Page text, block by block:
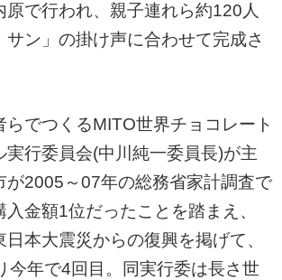
原で行われ、親子連れら約120人
サン」の掛け声に合わせて完成さ
らでつくるMITO世界チョコレート
実行委員会(中川純一委員長)が主
が2005～07年の総務省家計調査で
金額1位だったことを踏まえ、
日本大震災からの復興を掲げて、
今年で4回目。同実行委は長さ世